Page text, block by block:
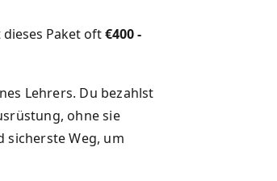
Paket oft€400 -
Lehrers. Du bezahlst
ohne sie
sicherste Weg, um